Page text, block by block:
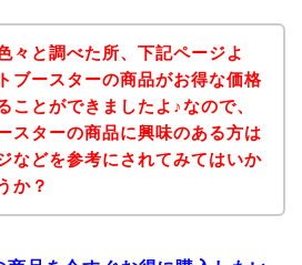
々と調べた所、下記ページよ
ブースターの商品がお得な価格
ことができましたよ♪なので、
スターの商品に興味のある方は
などを参考にされてみてはいか
か？